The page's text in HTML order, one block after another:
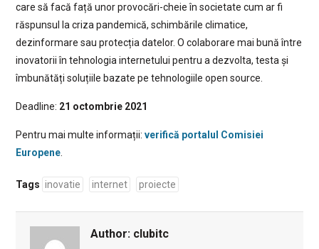
care să facă față unor provocări-cheie în societate cum ar fi
răspunsul la criza pandemică, schimbările climatice,
dezinformare sau protecția datelor. O colaborare mai bună între
inovatorii în tehnologia internetului pentru a dezvolta, testa și
îmbunătăți soluțiile bazate pe tehnologiile open source.
Deadline: 21 octombrie 2021
Pentru mai multe informații: verifică portalul Comisiei
Europene.
Tags inovatie internet proiecte
Author: clubitc